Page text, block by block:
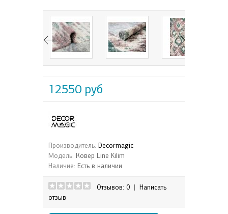
12550 руб
Производитель: Decormagic
Модель: Ковер Line Kilim
Наличие: Есть в наличии
Отзывов: 0
Написать
отзыв